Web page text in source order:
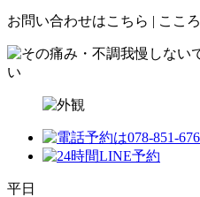
お問い合わせはこちら | ここ
平日